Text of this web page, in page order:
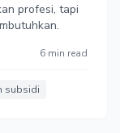
profesi, tapi
6 min read
subsidi